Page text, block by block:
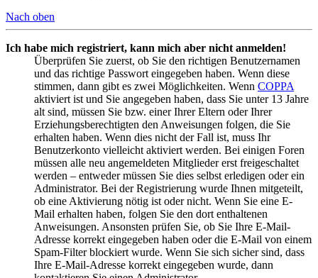
Nach oben
Ich habe mich registriert, kann mich aber nicht anmelden!
Überprüfen Sie zuerst, ob Sie den richtigen Benutzernamen
und das richtige Passwort eingegeben haben. Wenn diese
stimmen, dann gibt es zwei Möglichkeiten. Wenn COPPA
aktiviert ist und Sie angegeben haben, dass Sie unter 13 Jahre
alt sind, müssen Sie bzw. einer Ihrer Eltern oder Ihrer
Erziehungsberechtigten den Anweisungen folgen, die Sie
erhalten haben. Wenn dies nicht der Fall ist, muss Ihr
Benutzerkonto vielleicht aktiviert werden. Bei einigen Foren
müssen alle neu angemeldeten Mitglieder erst freigeschaltet
werden – entweder müssen Sie dies selbst erledigen oder ein
Administrator. Bei der Registrierung wurde Ihnen mitgeteilt,
ob eine Aktivierung nötig ist oder nicht. Wenn Sie eine E-
Mail erhalten haben, folgen Sie den dort enthaltenen
Anweisungen. Ansonsten prüfen Sie, ob Sie Ihre E-Mail-
Adresse korrekt eingegeben haben oder die E-Mail von einem
Spam-Filter blockiert wurde. Wenn Sie sich sicher sind, dass
Ihre E-Mail-Adresse korrekt eingegeben wurde, dann